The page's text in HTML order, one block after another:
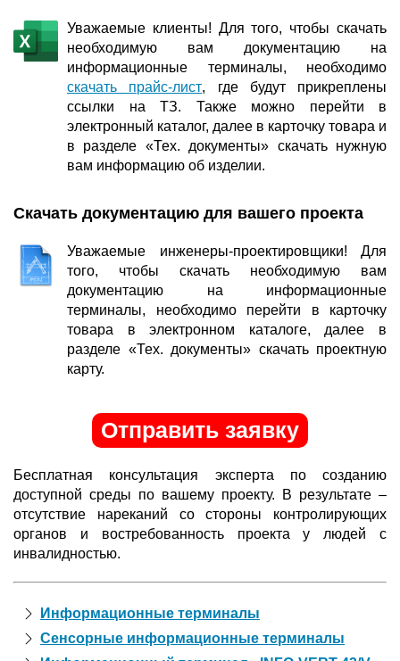
Уважаемые клиенты! Для того, чтобы скачать
необходимую вам документацию на
информационные терминалы, необходимо
скачать прайс-лист, где будут прикреплены
ссылки на ТЗ. Также можно перейти в
электронный каталог, далее в карточку товара и
в разделе «Тех. документы» скачать нужную
вам информацию об изделии.
Скачать документацию для вашего проекта
Уважаемые инженеры-проектировщики! Для
того, чтобы скачать необходимую вам
документацию на информационные
терминалы, необходимо перейти в карточку
товара в электронном каталоге, далее в
разделе «Тех. документы» скачать проектную
карту.
Отправить заявку
Бесплатная консультация эксперта по созданию
доступной среды по вашему проекту. В результате –
отсутствие нареканий со стороны контролирующих
органов и востребованность проекта у людей с
инвалидностью.
Информационные терминалы
Сенсорные информационные терминалы